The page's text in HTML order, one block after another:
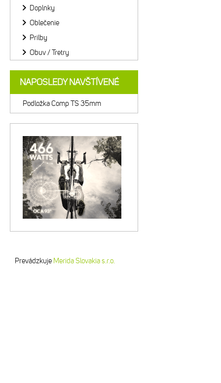
Doplnky
Oblečenie
Prilby
Obuv / Tretry
NAPOSLEDY NAVŠTÍVENÉ
Podložka Comp TS 35mm
Prevádzkuje Merida Slovakia s.r.o.